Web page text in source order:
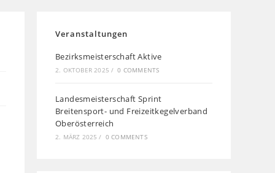
Veranstaltungen
Bezirksmeisterschaft Aktive
2. OKTOBER 2025 / 0 COMMENTS
Landesmeisterschaft Sprint
Breitensport- und Freizeitkegelverband
Oberösterreich
2. MÄRZ 2025 / 0 COMMENTS